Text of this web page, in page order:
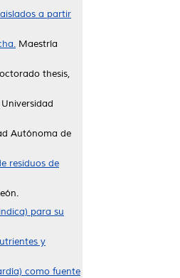
a partir
Maestría
thesis,
Autónoma de
residuos de
para su
y
como fuente